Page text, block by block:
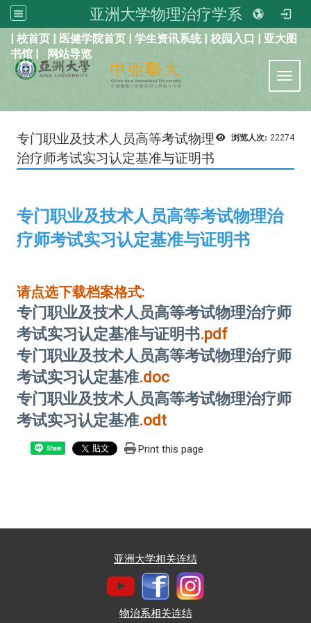
亚洲大学物理治疗学系
| 校首页 | 医健学院首页 | 学生资讯系统| 校园入口 | 亚大图
书馆 |
网站导览
浏览人次: 22274
专门职业及技术人员高等考试物理
治疗师考试实习认定基准与证明书
专门职业及技术人员高等考试物理治
疗师考试实习认定基准与证明书
请点选下载档案格式:
专门职业及技术人员高等考试物理治疗师
考试实习认定基准与证明书.pdf
专门职业及技术人员高等考试物理治疗师
考试实习认定基准.doc
专门职业及技术人员高等考试物理治疗师
考试实习认定基准.odt
Share Print this page
亚洲大学相关连结
物治系相关连结